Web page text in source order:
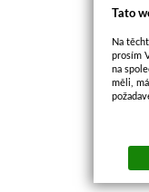
Tato
Na
prosím
na
měli,